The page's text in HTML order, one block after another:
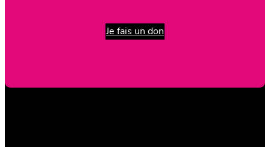
Je fais un don